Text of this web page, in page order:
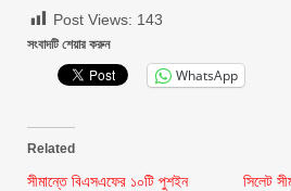
Post Views: 143
সংবাদটি শেয়ার করুন
WhatsApp
Related
সীমান্তে বিএসএফের ১০টি পুশইন
সিলেট